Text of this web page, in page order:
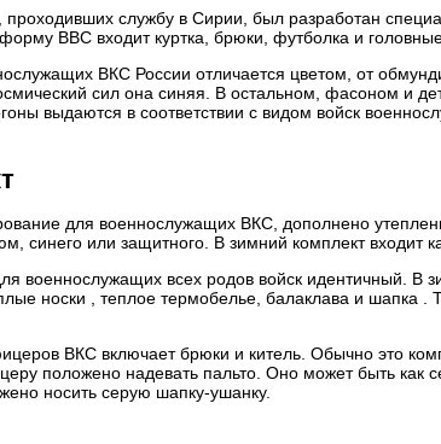
службу в Сирии, был разработан
ВВС входит куртка, брюки, футболка и
ВКС России отличается цветом, от
сил она синяя. В остальном, фасоном и
выдаются в соответствии с видом войск
для военнослужащих ВКС, дополнено
синего или защитного. В зимний комплект входит
военнослужащих всех родов войск идентичный. В
носки , теплое термобелье, балаклава и шапка .
ВКС включает брюки и китель. Обычно это
положено надевать пальто. Оно может быть как
носить серую шапку-ушанку.